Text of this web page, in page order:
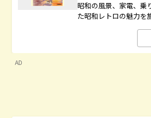
昭和の風景、家電、乗
た昭和レトロの魅力を
AD